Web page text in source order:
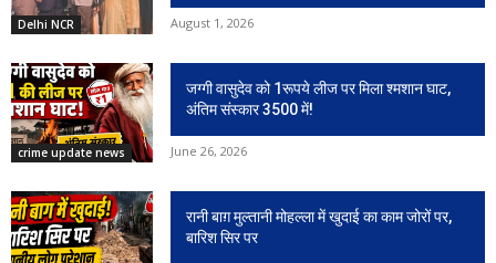
Delhi NCR August 1, 2026
crime update news
जग्गी वासुदेव को 1रूपये लीज पर मिला श्मशान घाट,
अंतिम संस्कार 3500 में!
June 26, 2026
रानी बाग़ मुल्तानी मोहल्ला में खुदाई का काम जोरों पर,
बारिश सिर पर